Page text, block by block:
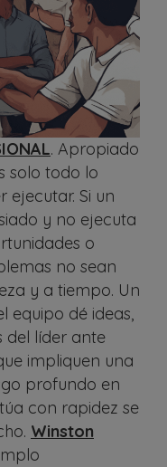
. Apropiado
solo todo lo
ejecutar. Si un
y no ejecuta
o
no sean
y a tiempo. Un
equipo dé ideas,
del líder ante
impliquen una
profundo en
con rapidez se
Winston